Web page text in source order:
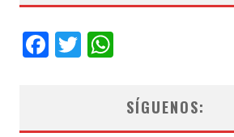
Facebook
Twitter
SÍGUENOS: